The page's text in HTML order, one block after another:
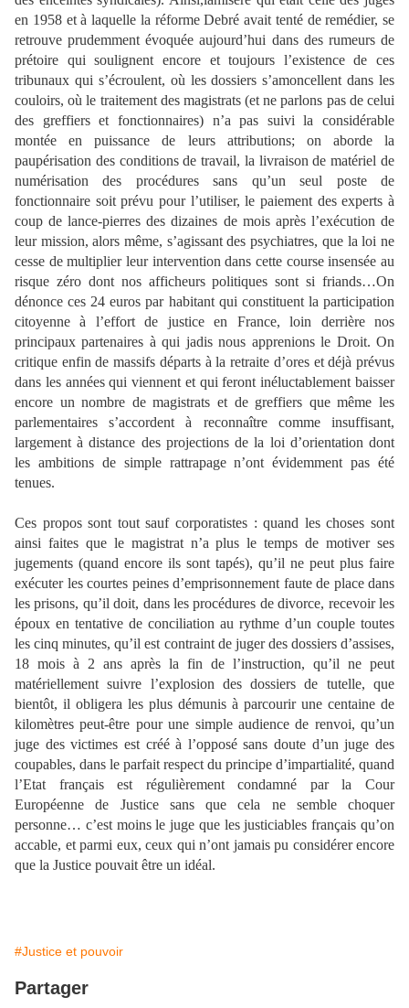
en 1958 et à laquelle la réforme Debré avait tenté de remédier, se
retrouve prudemment évoquée aujourd’hui dans des rumeurs de
prétoire qui soulignent encore et toujours l’existence de ces
tribunaux qui s’écroulent, où les dossiers s’amoncellent dans les
couloirs, où le traitement des magistrats (et ne parlons pas de celui
des greffiers et fonctionnaires) n’a pas suivi la considérable
montée en puissance de leurs attributions; on aborde la
paupérisation des conditions de travail, la livraison de matériel de
numérisation des procédures sans qu’un seul poste de
fonctionnaire soit prévu pour l’utiliser, le paiement des experts à
coup de lance-pierres des dizaines de mois après l’exécution de
leur mission, alors même, s’agissant des psychiatres, que la loi ne
cesse de multiplier leur intervention dans cette course insensée au
risque zéro dont nos afficheurs politiques sont si friands…On
dénonce ces 24 euros par habitant qui constituent la participation
citoyenne à l’effort de justice en France, loin derrière nos
principaux partenaires à qui jadis nous apprenions le Droit. On
critique enfin de massifs départs à la retraite d’ores et déjà prévus
dans les années qui viennent et qui feront inéluctablement baisser
encore un nombre de magistrats et de greffiers que même les
parlementaires s’accordent à reconnaître comme insuffisant,
largement à distance des projections de la loi d’orientation dont
les ambitions de simple rattrapage n’ont évidemment pas été
tenues.
Ces propos sont tout sauf corporatistes : quand les choses sont
ainsi faites que le magistrat n’a plus le temps de motiver ses
jugements (quand encore ils sont tapés), qu’il ne peut plus faire
exécuter les courtes peines d’emprisonnement faute de place dans
les prisons, qu’il doit, dans les procédures de divorce, recevoir les
époux en tentative de conciliation au rythme d’un couple toutes
les cinq minutes, qu’il est contraint de juger des dossiers d’assises,
18 mois à 2 ans après la fin de l’instruction, qu’il ne peut
matériellement suivre l’explosion des dossiers de tutelle, que
bientôt, il obligera les plus démunis à parcourir une centaine de
kilomètres peut-être pour une simple audience de renvoi, qu’un
juge des victimes est créé à l’opposé sans doute d’un juge des
coupables, dans le parfait respect du principe d’impartialité, quand
l’Etat français est régulièrement condamné par la Cour
Européenne de Justice sans que cela ne semble choquer
personne… c’est moins le juge que les justiciables français qu’on
accable, et parmi eux, ceux qui n’ont jamais pu considérer encore
que la Justice pouvait être un idéal.
#Justice et pouvoir
Partager